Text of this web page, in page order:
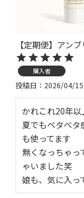
【定期便】アン
購入者
投稿日 2026/04/15
かれこれ20年
夏でもベタベタ
も使ってます
無くなっちゃっ
ゃいました笑
娘も、気に入っ